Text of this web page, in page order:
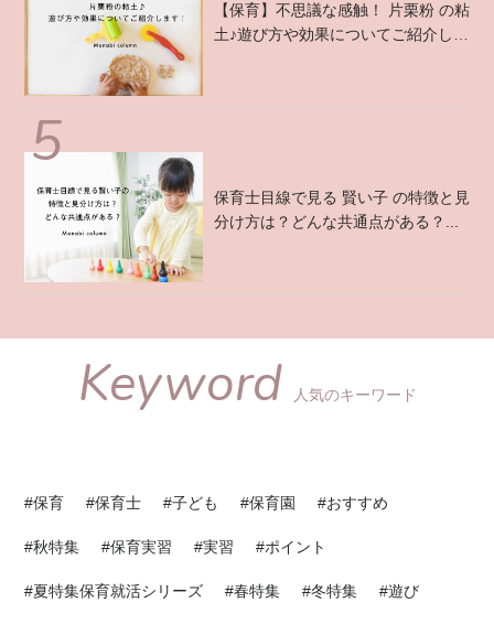
【保育】不思議な感触！ 片栗粉 の粘
土♪遊び方や効果についてご紹介しま
保育士目線で見る 賢い子 の特徴と見
分け方は？どんな共通点がある？...
Keyword 人気のキーワード
#保育 #保育士 #子ども #保育園 #おすすめ
#秋特集 #保育実習 #実習 #ポイント
#夏特集保育就活シリーズ #春特集 #冬特集 #遊び